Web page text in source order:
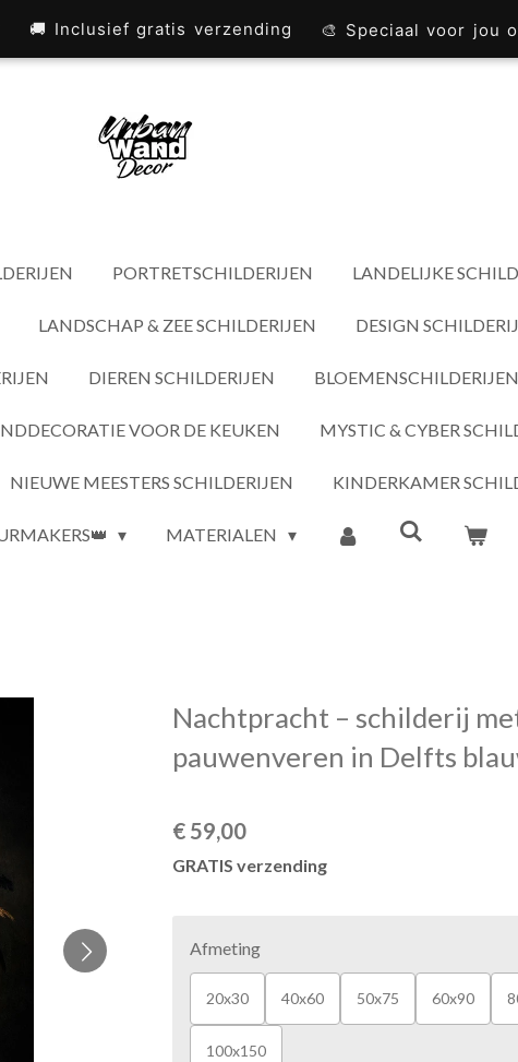
🚚 Inclusief gratis verzending 🎨 Speciaal voor jou
PORTRETSCHILDERIJEN LANDELIJKE
LANDSCHAP & ZEE SCHILDERIJEN DESIGN
DIEREN SCHILDERIJEN BLOEMENSCHILDERIJEN
VOOR DE KEUKEN MYSTIC & CYBER
NIEUWE MEESTERS SCHILDERIJEN KINDERKAMER
MATERIALEN
Nachtpracht – schilderij
pauwenveren in Delfts
€ 59,00
GRATIS verzending
Afmeting
20x30 40x60 50x75 60x90
100x150